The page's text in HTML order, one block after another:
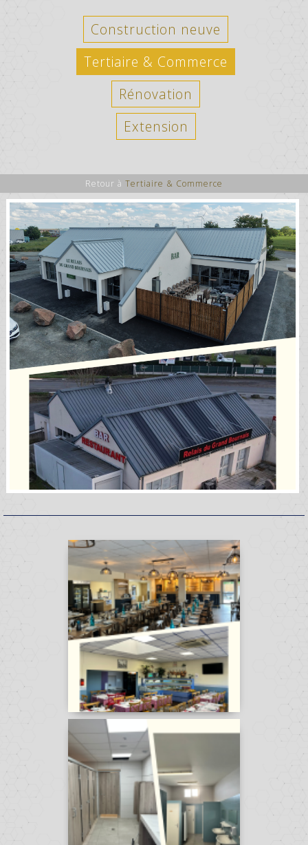
Construction neuve
Tertiaire & Commerce
Rénovation
Extension
Retour à Tertiaire & Commerce